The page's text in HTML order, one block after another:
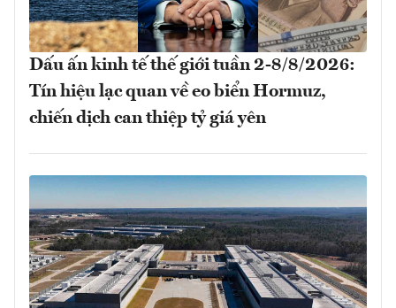
Dấu ấn kinh tế thế giới tuần 2-8/8/2026:
Tín hiệu lạc quan về eo biển Hormuz,
chiến dịch can thiệp tỷ giá yên